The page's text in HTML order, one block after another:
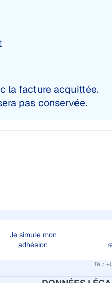
la facture acquittée.
pas conservée.
Je simule mon
adhésion
Tél.: